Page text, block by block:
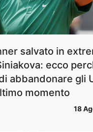
salvato in
ecco
abbandonare gli
momento
18